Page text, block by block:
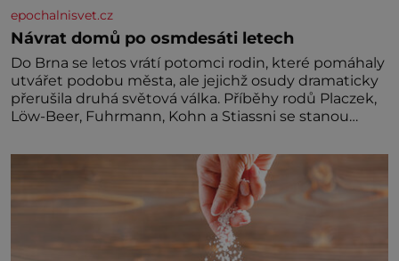
epochalnisvet.cz
Návrat domů po osmdesáti letech
Do Brna se letos vrátí potomci rodin, které pomáhaly
utvářet podobu města, ale jejichž osudy dramaticky
přerušila druhá světová válka. Příběhy rodů Placzek,
Löw-Beer, Fuhrmann, Kohn a Stiassni se stanou
židovské kultury ŠTETL FEST 2026. Některé návraty
nejsou jednoduché. Místa, která si člověk pamatuje z
rodinných vyprávění, už dávno